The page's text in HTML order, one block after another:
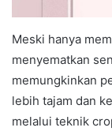
Meski hanya
menyematkan
memungkinkan
lebih tajam dan
melalui teknik